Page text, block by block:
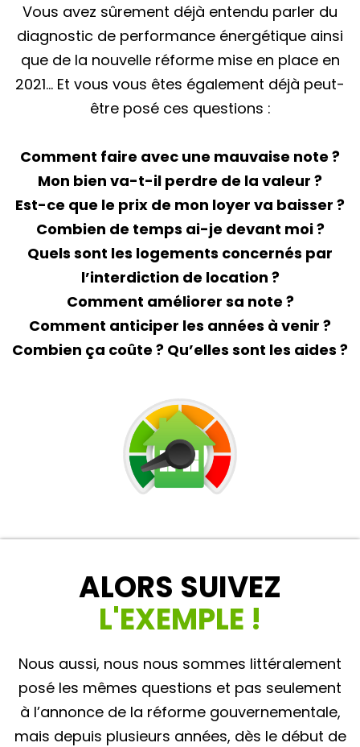
Vous avez sûrement déjà entendu parler du
diagnostic de performance énergétique ainsi
que de la nouvelle réforme mise en place en
2021… Et vous vous êtes également déjà peut-
être posé ces questions :
Comment faire avec une mauvaise note ?
Mon bien va-t-il perdre de la valeur ?
Est-ce que le prix de mon loyer va baisser ?
Combien de temps ai-je devant moi ?
Quels sont les logements concernés par
l’interdiction de location ?
Comment améliorer sa note ?
Comment anticiper les années à venir ?
Combien ça coûte ? Qu’elles sont les aides ?
ALORS SUIVEZ
L'EXEMPLE !
Nous aussi, nous nous sommes littéralement
posé les mêmes questions et pas seulement
à l’annonce de la réforme gouvernementale,
mais depuis plusieurs années, dès le début de